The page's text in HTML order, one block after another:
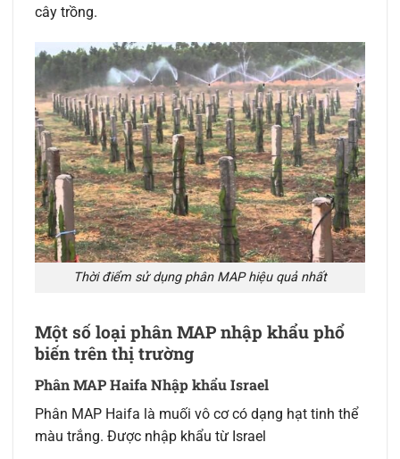
cây trồng.
Thời điểm sử dụng phân MAP hiệu quả nhất
Một số loại phân MAP nhập khẩu phổ
biến trên thị trường
Phân MAP Haifa Nhập khẩu Israel
Phân MAP Haifa là muối vô cơ có dạng hạt tinh thể
màu trắng. Được nhập khẩu từ Israel